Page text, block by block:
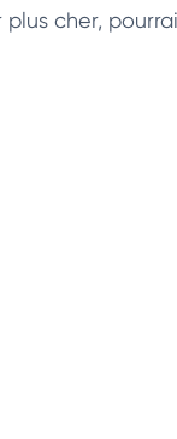
cher,